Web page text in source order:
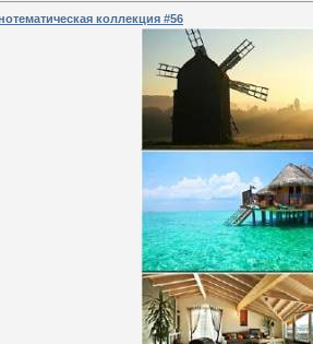
коллекция #56